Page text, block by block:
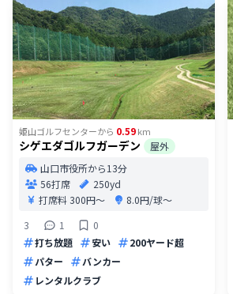
姫山ゴルフセンターから 0.59km
シゲエダゴルフガーデン
屋外
山口市役所から13分
56打席
250yd
打席料300円〜
8.0円/球〜
3
1
0
打ち放題
安い
200ヤード超
パター
バンカー
レンタルクラブ